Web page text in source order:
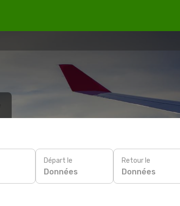
Départ le
Données
Retour le
Données